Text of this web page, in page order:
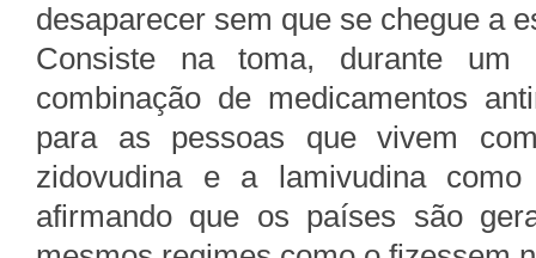
desaparecer sem que se chegue a
Consiste na toma, durante
combinação de medicamentos
para as pessoas que vivem
zidovudina e a lamivudina como
afirmando que os países são